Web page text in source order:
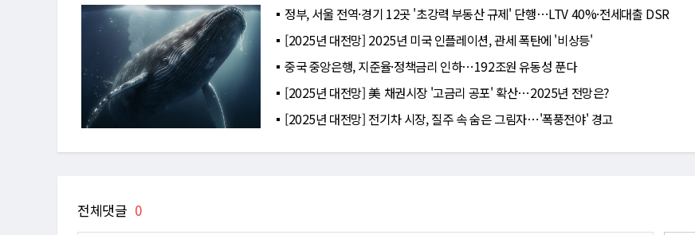
정부, 서울 전역·경기 12곳 '초강력 부동산 규제' 단행⋯LTV 40%·전세대출 DSR
[2025년 대전망] 2025년 미국 인플레이션, 관세 폭탄에 '비상등'
중국 중앙은행, 지준율·정책금리 인하⋯192조원 유동성 푼다
[2025년 대전망] 美 채권시장 '고금리 공포' 확산⋯2025년 전망은?
[2025년 대전망] 전기차 시장, 질주 속 숨은 그림자⋯'폭풍전야' 경고
전체댓글 0